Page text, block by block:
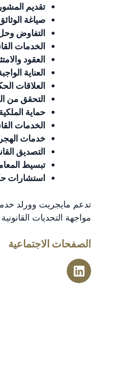
تقديم
صياغة
التفاوض
الخدمات
العقود
العناية
العلاقات
التحقق من
حماية
الخدمات
خدمات
التصديق
تبسيط
استشارات
تدعم مايجريت وورلد
مواجهة التحديات
الصفحات الاجتماعية